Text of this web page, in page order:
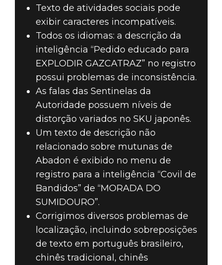
Texto de atividades sociais pode
exibir caracteres incompatíveis.
Todos os idiomas: a descrição da
inteligência “Pedido educado para
EXPLODIR GAZCATRAZ” no registro
possui problemas de inconsistência.
As falas das Sentinelas da
Autoridade possuem níveis de
distorção variados no SKU japonês.
Um texto de descrição não
relacionado sobre mutunas de
Abadon é exibido no menu de
registro para a inteligência “Covil de
Bandidos” de “MORADA DO
SUMIDOURO”.
Corrigimos diversos problemas de
localização, incluindo sobreposições
de texto em português brasileiro,
chinês tradicional, chinês